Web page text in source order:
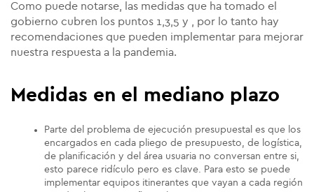
Como puede notarse, las medidas que ha tomado el
gobierno cubren los puntos 1,3,5 y , por lo tanto hay
recomendaciones que pueden implementar para mejorar
nuestra respuesta a la pandemia.
Medidas en el mediano plazo
Parte del problema de ejecución presupuestal es que los
encargados en cada pliego de presupuesto, de logística,
de planificación y del área usuaria no conversan entre si,
esto parece ridículo pero es clave. Para esto se puede
implementar equipos itinerantes que vayan a cada región